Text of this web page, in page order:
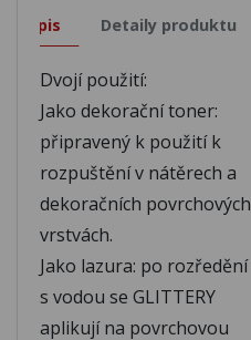
Popis Detaily produktu
Dvojí použití:
Jako dekorační toner:
připravený k použití k
rozpuštění v nátěrech a
dekoračních povrchových
vrstvách.
Jako lazura: po rozředění
s vodou se GLITTERY
aplikují na povrchovou